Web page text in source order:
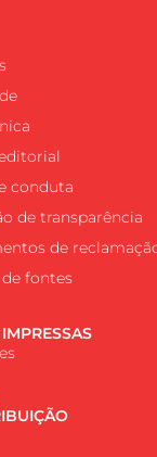
conduta
de transparência
de
fontes